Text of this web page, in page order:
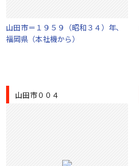
山田市＝１９５９（昭和３４）年、
福岡県（本社機から）
山田市００４